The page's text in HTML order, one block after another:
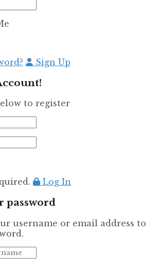
Sign Up
to register
Log In
password
username or email address to